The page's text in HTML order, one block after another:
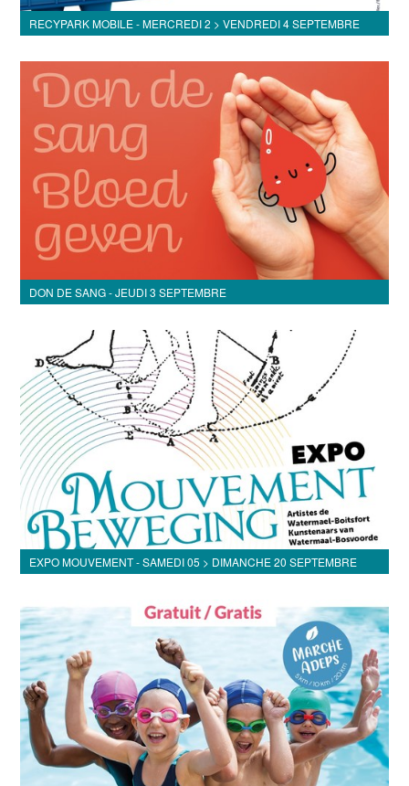
RECYPARK MOBILE - MERCREDI 2 > VENDREDI 4 SEPTEMBRE
DON DE SANG - JEUDI 3 SEPTEMBRE
EXPO MOUVEMENT - SAMEDI 05 > DIMANCHE 20 SEPTEMBRE